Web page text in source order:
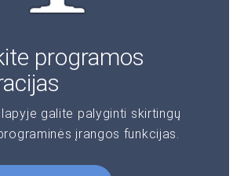
programos
galite palyginti skirtingų
įrangos funkcijas.